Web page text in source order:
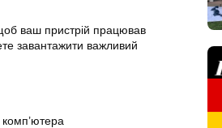
ваш пристрій працював
завантажити важливий